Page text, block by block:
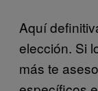
Aquí
elección. Si
más te